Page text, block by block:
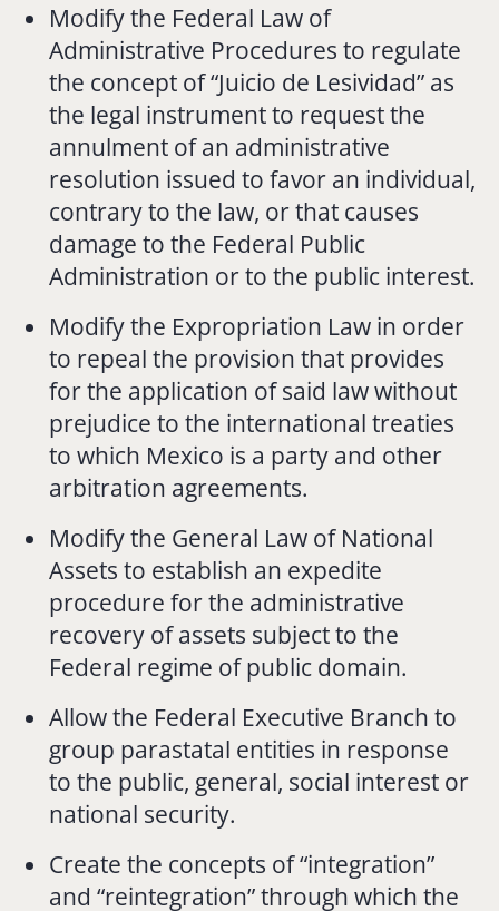
Modify the Federal Law of
Administrative Procedures to regulate
the concept of “Juicio de Lesividad” as
the legal instrument to request the
annulment of an administrative
resolution issued to favor an individual,
contrary to the law, or that causes
damage to the Federal Public
Administration or to the public interest.
Modify the Expropriation Law in order
to repeal the provision that provides
for the application of said law without
prejudice to the international treaties
to which Mexico is a party and other
arbitration agreements.
Modify the General Law of National
Assets to establish an expedite
procedure for the administrative
recovery of assets subject to the
Federal regime of public domain.
Allow the Federal Executive Branch to
group parastatal entities in response
to the public, general, social interest or
national security.
Create the concepts of “integration”
and “reintegration” through which the